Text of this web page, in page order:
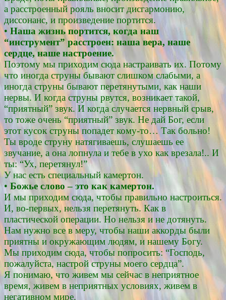
а расстроенный рояль вносит дисгармонию,
диссонанс, и произведение портится.
• Наша жизнь портится, когда наш
“инструмент” расстроен: наша вера, наше
сердце, наше настроение.
Поэтому мы приходим сюда настраивать их. Потому
что иногда струны бывают слишком слабыми, а
иногда струны бывают перетянутыми, как наши
нервы. И когда струны рвутся, возникает такой,
“приятный” звук. И когда случается нервный срыв,
то тоже очень “приятный” звук. Не дай Бог, если
этот кусок струны попадет кому-то… Так больно!
Ты вроде струну натягиваешь, слушаешь ее
звучание, а она лопнула и тебе в ухо как врезала!.. И
ты: “Ух, перетянул!”
У нас есть специальный камертон.
• Божье слово – это как камертон.
И мы приходим сюда, чтобы правильно настроиться.
И, во-первых, нельзя перетянуть. Как в
пластической операции. Но нельзя и не дотянуть.
Нам нужно все в меру, чтобы наши аккорды были
приятны и окружающим людям, и нашему Богу.
Мы приходим сюда, чтобы попросить: “Господь,
пожалуйста, настрой струны моего сердца”.
Я понимаю, что живем мы сейчас в неприятное
время, живем в неприятных условиях, живем в
негативном мире.